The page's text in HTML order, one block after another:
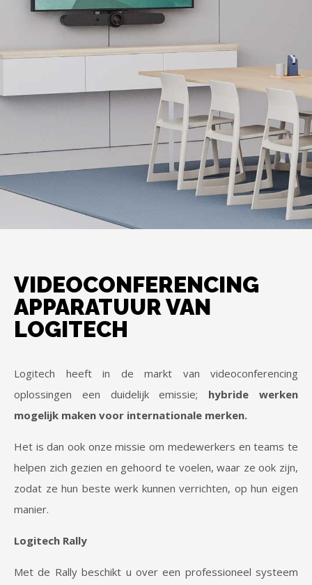
VIDEOCONFERENCING
APPARATUUR VAN
LOGITECH
Logitech heeft in de markt van videoconferencing
oplossingen een duidelijk emissie; hybride werken
mogelijk maken voor internationale merken.
Het is dan ook onze missie om medewerkers en teams te
helpen zich gezien en gehoord te voelen, waar ze ook zijn,
zodat ze hun beste werk kunnen verrichten, op hun eigen
manier.
Logitech Rally
Met de Rally beschikt u over een professioneel systeem